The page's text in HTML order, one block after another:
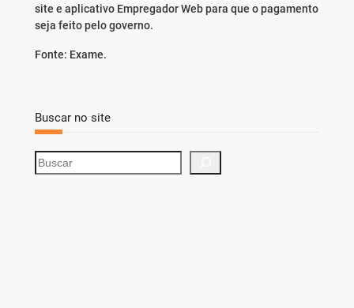
site e aplicativo Empregador Web para que o pagamento
seja feito pelo governo.
Fonte: Exame.
Buscar no site
S
e